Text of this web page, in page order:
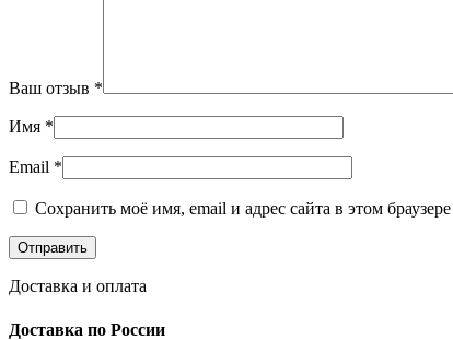
Ваш отзыв *
Имя *
Email *
Сохранить моё имя, email и адрес сайта в этом
Доставка и оплата
Доставка по России